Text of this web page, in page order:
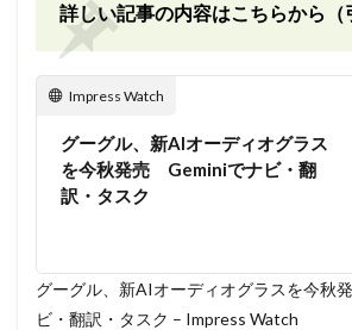
詳しい記事の内容はこちらから（
Impress Watch
グーグル、新AIオーディオグラス
を今秋発売 Geminiでナビ・翻
訳・タスク
グーグル、新AIオーディオグラスを今秋
ビ・翻訳・タスク – Impress Watch